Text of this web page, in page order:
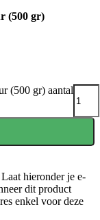
(500 gr)
(500 gr) aantal
Laat hieronder je e-
dit product
enkel voor deze